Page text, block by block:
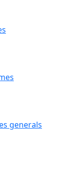
generals